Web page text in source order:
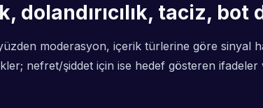
taciz, bot
moderasyon, içerik türlerine göre sinyal
nefret/şiddet için ise hedef gösteren ifadeler